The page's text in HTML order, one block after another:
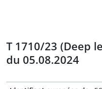
T 1710/23 (Deep
du 05.08.2024